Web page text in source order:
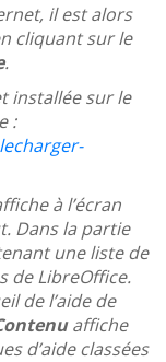
il est alors
cliquant sur le
.
installée sur le
:
à l’écran
Dans la partie
une liste de
de LibreOffice.
de l’aide de
affiche
d’aide classées